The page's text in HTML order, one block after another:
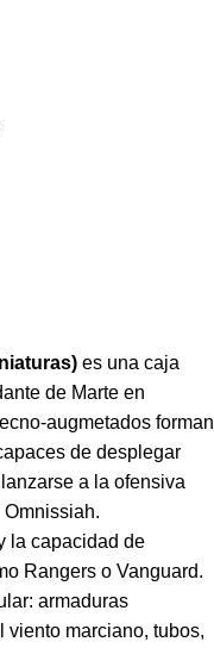
es una caja
de Marte en
augmetados forman
de desplegar
a la ofensiva
la capacidad de
Rangers o Vanguard.
armaduras
viento marciano, tubos,